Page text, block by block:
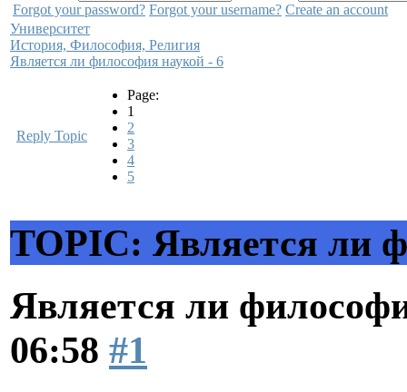
Forgot your password? Forgot your username? Create an account
Университет
История, Философия, Религия
Является ли философия наукой - 6
Reply Topic
Page:
1
2
3
4
5
TOPIC: Является ли
Является ли
06:58 #1